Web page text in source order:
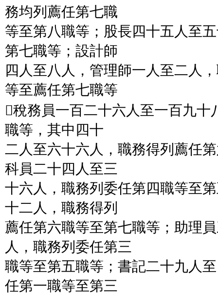
務均列薦任第七職
等至第八職等；股長四十五人至
第七職等；設計師
四人至八人，管理師一人至二人
等至薦任第七職等
稅務員一百二十六人至一百九十
職等，其中四十
二人至六十六人，職務得列薦任
科員二十四人至三
十六人，職務列委任第四職等至
十二人，職務得列
薦任第六職等至第七職等；助理
人，職務列委任第三
職等至第五職等；書記二十九人
任第一職等至第三